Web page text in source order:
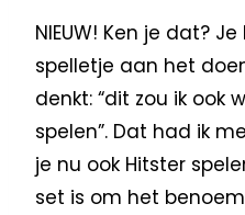
NIEUW! Ken je dat?
spelletje aan het
denkt: “dit zou ik ook
spelen”. Dat had ik
je nu ook Hitster
set is om het